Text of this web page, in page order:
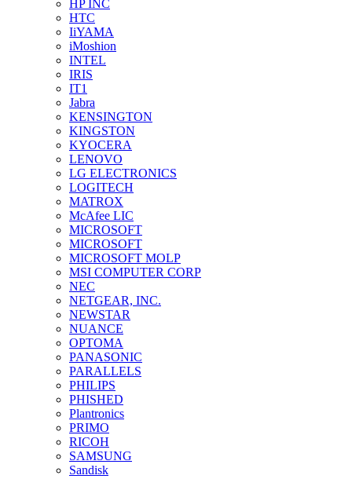
HP INC
HTC
IiYAMA
iMoshion
INTEL
IRIS
IT1
Jabra
KENSINGTON
KINGSTON
KYOCERA
LENOVO
LG ELECTRONICS
LOGITECH
MATROX
McAfee LIC
MICROSOFT
MICROSOFT
MICROSOFT MOLP
MSI COMPUTER CORP
NEC
NETGEAR, INC.
NEWSTAR
NUANCE
OPTOMA
PANASONIC
PARALLELS
PHILIPS
PHISHED
Plantronics
PRIMO
RICOH
SAMSUNG
Sandisk